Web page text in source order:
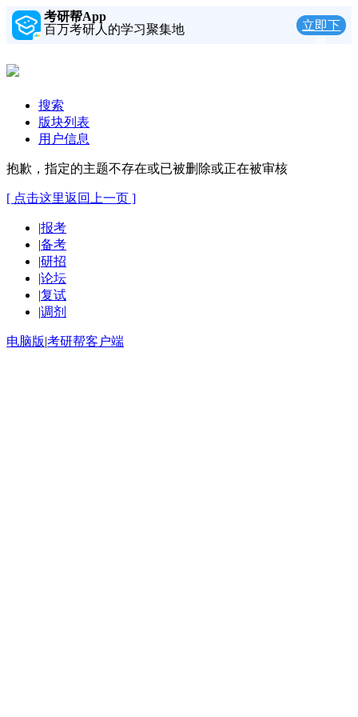
考研帮App
百万考研人的学习聚集地
立即下
搜索
版块列表
用户信息
抱歉，指定的主题不存在或已被删除或正在被审核
[ 点击这里返回上一页 ]
|报考
|备考
|研招
|论坛
|复试
|调剂
电脑版|考研帮客户端